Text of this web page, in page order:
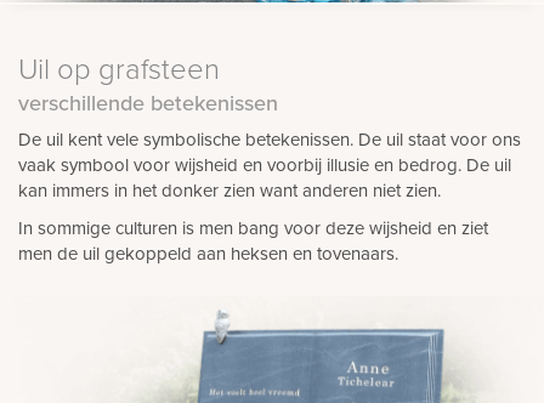
Uil op grafsteen
verschillende betekenissen
De uil kent vele symbolische betekenissen. De uil staat voor ons
vaak symbool voor wijsheid en voorbij illusie en bedrog. De uil
kan immers in het donker zien want anderen niet zien.
In sommige culturen is men bang voor deze wijsheid en ziet
men de uil gekoppeld aan heksen en tovenaars.